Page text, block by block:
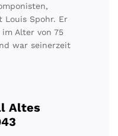
Louis Spohr. Er
Alter von 75
war seinerzeit
Altes